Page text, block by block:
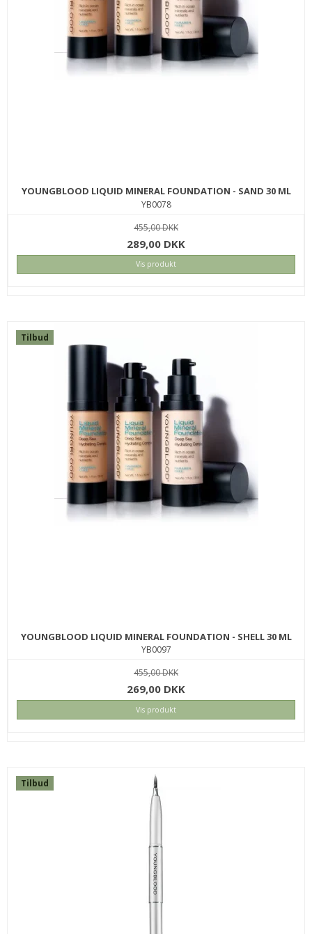
YOUNGBLOOD LIQUID MINERAL FOUNDATION - SAND 30 ML
YB0078
455,00 DKK
289,00 DKK
Vis produkt
Tilbud
YOUNGBLOOD LIQUID MINERAL FOUNDATION - SHELL 30 ML
YB0097
455,00 DKK
269,00 DKK
Vis produkt
Tilbud